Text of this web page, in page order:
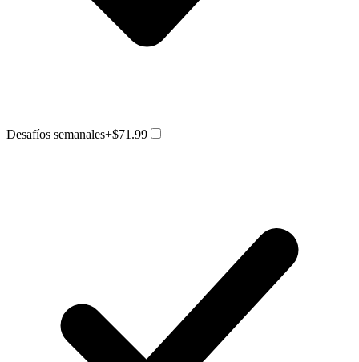
Desafíos semanales+$71.99